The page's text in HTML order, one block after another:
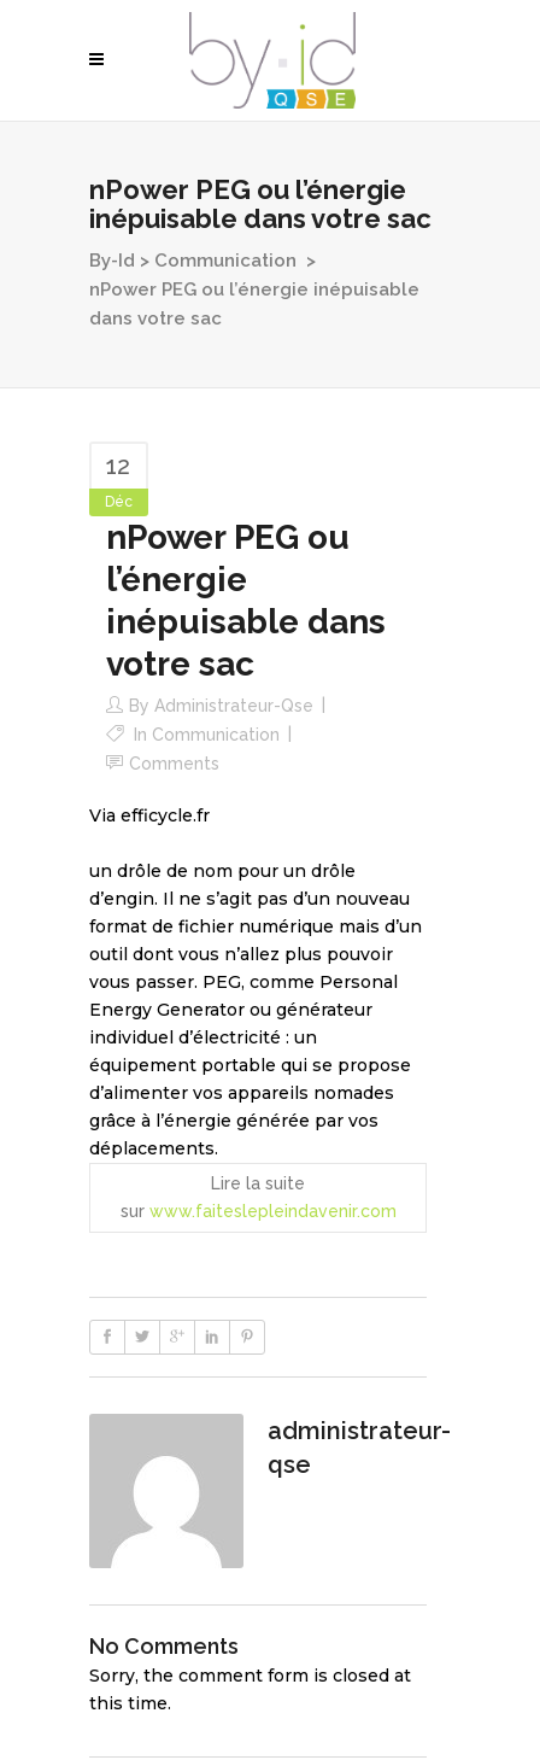
nPower PEG ou l’énergie
inépuisable dans votre sac
By-Id > Communication >
nPower PEG ou l’énergie inépuisable
dans votre sac
12
Déc
nPower PEG ou
l’énergie
inépuisable dans
votre sac
By Administrateur-Qse
In Communication
Comments
Via efficycle.fr
un drôle de nom pour un drôle
d’engin. Il ne s’agit pas d’un nouveau
format de fichier numérique mais d’un
outil dont vous n’allez plus pouvoir
vous passer. PEG, comme Personal
Energy Generator ou générateur
individuel d’électricité : un
équipement portable qui se propose
d’alimenter vos appareils nomades
grâce à l’énergie générée par vos
déplacements.
Lire la suite
sur www.faiteslepleindavenir.com
administrateur-
qse
No Comments
Sorry, the comment form is closed at
this time.